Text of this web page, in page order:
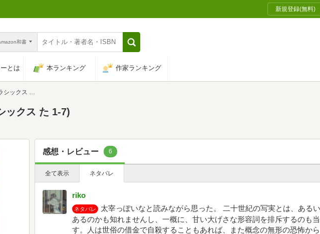
新規登録(無料)
和書
とは 本ランキング 作家ランキング
ス た 1-7)
ックス た 1-7)
感想・レビュー 6
全て表示 ネタバレ
riko
ネタバレ
太宰っぽいなと読みながら思った。 二十世紀の写実とは、ある
あるのかも知れませんし、一概に、甘い大げさな形容詞を排斥するのも
す。人は世俗の借金で自殺することもあれば、また概念の無形の恐怖か